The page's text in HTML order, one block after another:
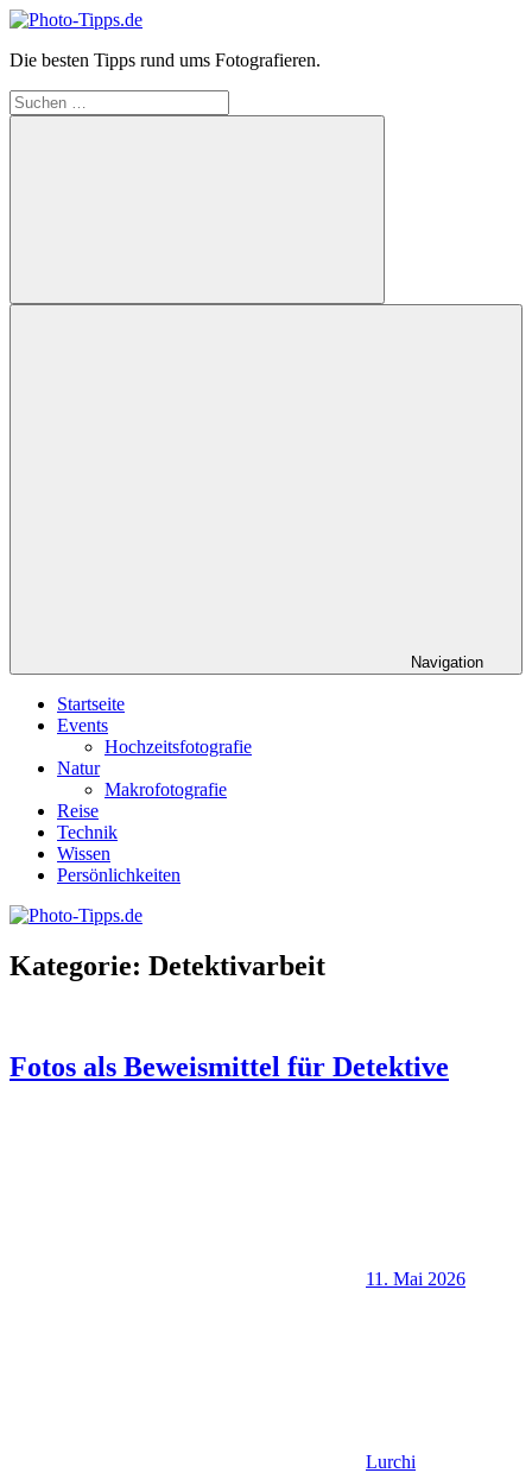
Zum
springen
Photo-
Die besten Tipps rund ums Fotografieren.
Suchen
nach:
Suchen
Navigation
Startseite
Events
Hochzeitsfotografie
Natur
Makrofotografie
Reise
Technik
Wissen
Persönlichkeiten
Kategorie: Detektivarbeit
Fotos als Beweismittel für Detektive
11. Mai 2026
Lurchi